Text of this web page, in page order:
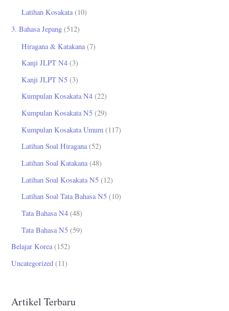
Latihan Kosakata(10)
3. Bahasa Jepang (512)
Hiragana & Katakana (7)
Kanji JLPT N4 (3)
Kanji JLPT N5 (3)
Kumpulan Kosakata N4 (22)
Kumpulan Kosakata N5 (29)
Kumpulan Kosakata Umum (117)
Latihan Soal Hiragana(52)
Latihan Soal Katakana(48)
Latihan Soal Kosakata N5 (12)
Latihan Soal Tata Bahasa N5 (10)
Tata Bahasa N4 (48)
Tata Bahasa N5 (59)
Belajar Korea(152)
Uncategorized (11)
Artikel Terbaru